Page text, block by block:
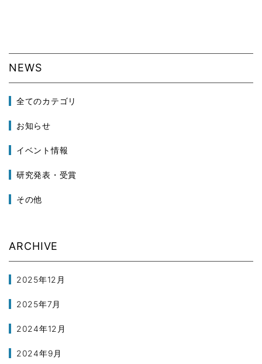
NEWS
全てのカテゴリ
お知らせ
イベント情報
研究発表・受賞
その他
ARCHIVE
2025年12月
2025年7月
2024年12月
2024年9月